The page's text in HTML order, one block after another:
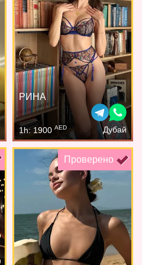
РИНА
1h: 1900 AED Дубай
Проверено